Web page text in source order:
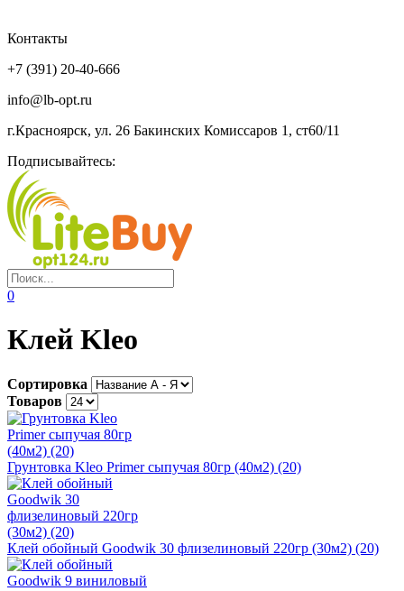
Контакты
+7 (391) 20-40-666
info@lb-opt.ru
г.Красноярск, ул. 26 Бакинских Комиссаров 1, ст60/11
Подписывайтесь:
0
Клей Kleo
Сортировка
Товаров
Грунтовка Kleo Primer сыпучая 80гр (40м2) (20)
Клей обойный Goodwik 30 флизелиновый 220гр (30м2) (20)